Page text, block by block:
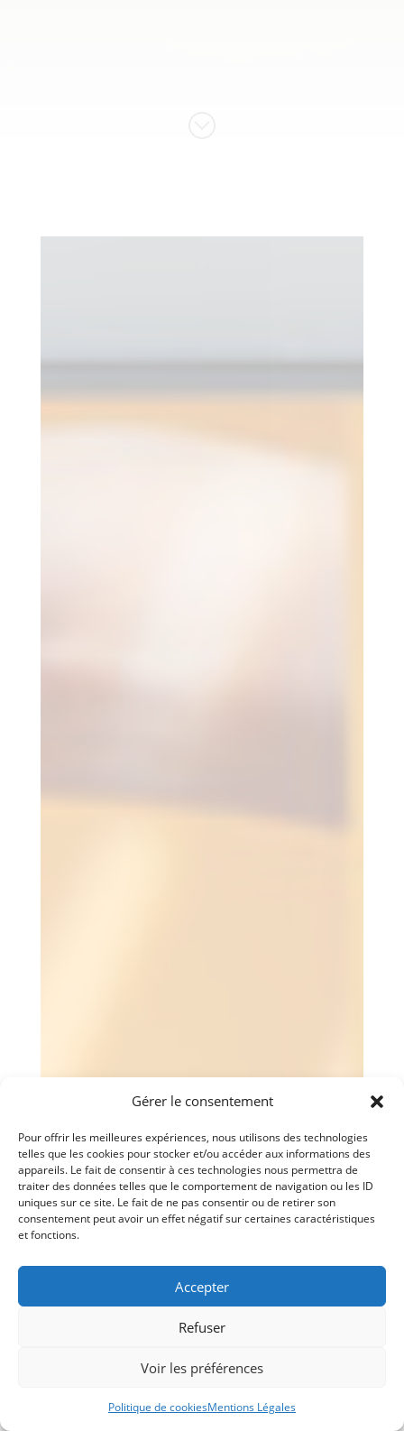
Gérer le consentement
Pour offrir les meilleures expériences, nous utilisons des technologies
telles que les cookies pour stocker et/ou accéder aux informations des
appareils. Le fait de consentir à ces technologies nous permettra de
traiter des données telles que le comportement de navigation ou les ID
uniques sur ce site. Le fait de ne pas consentir ou de retirer son
consentement peut avoir un effet négatif sur certaines caractéristiques
et fonctions.
Accepter
Refuser
Voir les préférences
Politique de cookiesMentions Légales